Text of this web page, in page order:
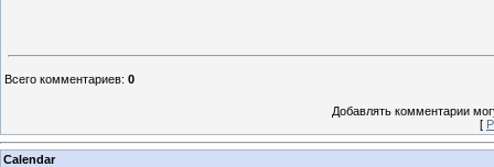
Всего комментариев: 0
Добавлять комментарии
[
Calendar